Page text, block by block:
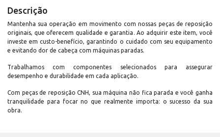
Descrição
Mantenha sua operação em movimento com nossas peças de reposição
originais, que oferecem qualidade e garantia. Ao adquirir este item, você
investe em custo-benefício, garantindo o cuidado com seu equipamento
e evitando dor de cabeça com máquinas paradas.
Trabalhamos com componentes selecionados para assegurar
desempenho e durabilidade em cada aplicação.
Com peças de reposição CNH, sua máquina não fica parada e você ganha
tranquilidade para focar no que realmente importa: o sucesso da sua
obra.